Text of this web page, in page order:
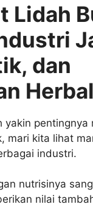
Lidah
dan
Herbal
yakin pentingnya
mari kita lihat
industri.
nutrisinya
nilai